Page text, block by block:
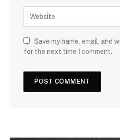
Save my name, email, and
for the next time I comment.